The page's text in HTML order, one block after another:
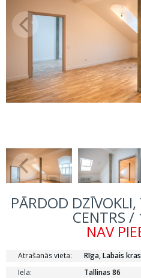
PĀRDOD
CENTRS
NAV
Atrašanās vieta:
Rīga, Labais
Iela:
Tallinas 86